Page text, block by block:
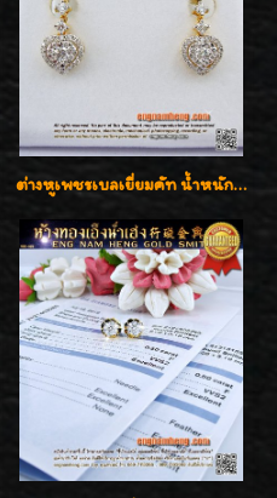
ต่างหูเพชรเบลเยี่ยมคัท น้ำหนักเพชร 0.99 กะรัต ต่างหูห้อยตุ้งติ้งหัวใจสวยน่ารักใส่ได้ทุกวันค่ะ